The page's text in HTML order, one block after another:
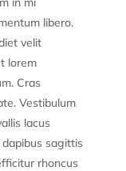
libero.
velit
lorem
Cras
Vestibulum
lacus
sagittis
rhoncus